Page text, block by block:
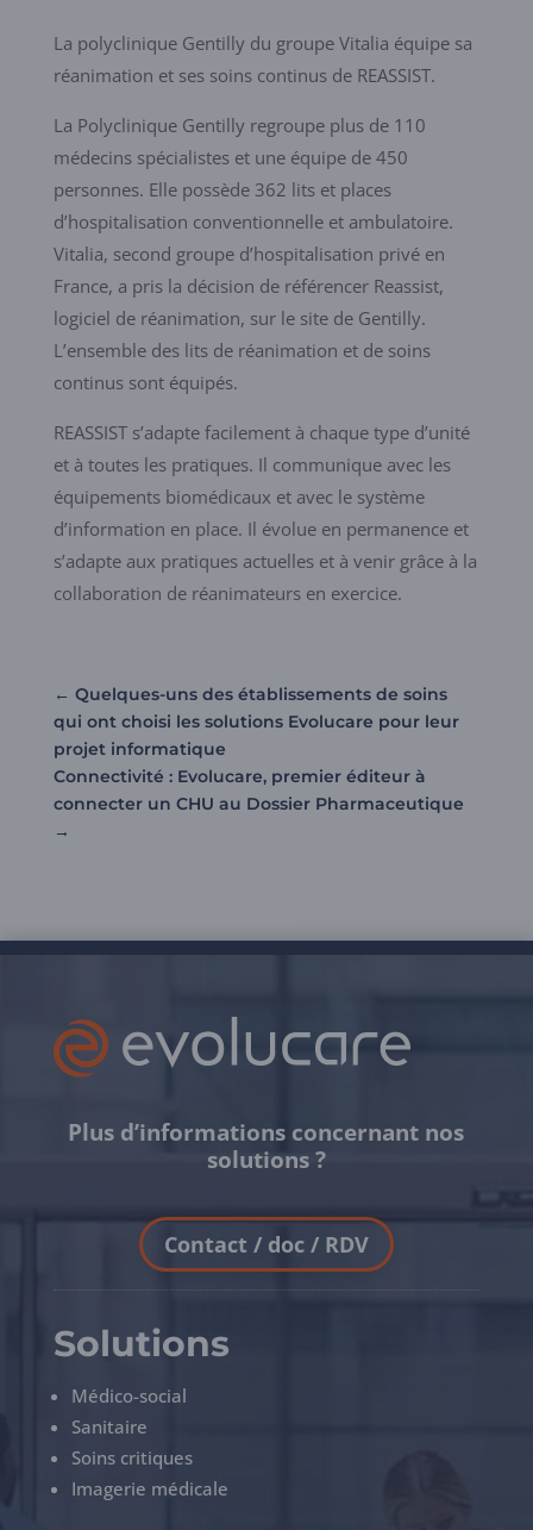
La polyclinique Gentilly du groupe Vitalia équipe sa
réanimation et ses soins continus de REASSIST.
La Polyclinique Gentilly regroupe plus de 110
médecins spécialistes et une équipe de 450
personnes. Elle possède 362 lits et places
d’hospitalisation conventionnelle et ambulatoire.
Vitalia, second groupe d’hospitalisation privé en
France, a pris la décision de référencer Reassist,
logiciel de réanimation, sur le site de Gentilly.
L’ensemble des lits de réanimation et de soins
continus sont équipés.
REASSIST s’adapte facilement à chaque type d’unité
et à toutes les pratiques. Il communique avec les
équipements biomédicaux et avec le système
d’information en place. Il évolue en permanence et
s’adapte aux pratiques actuelles et à venir grâce à la
collaboration de réanimateurs en exercice.
← Quelques-uns des établissements de soins
qui ont choisi les solutions Evolucare pour leur
projet informatique
Connectivité : Evolucare, premier éditeur à
connecter un CHU au Dossier Pharmaceutique
→
Plus d’informations concernant nos
solutions ?
Contact / doc / RDV
Solutions
Médico-social
Sanitaire
Soins critiques
Imagerie médicale